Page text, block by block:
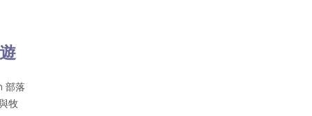
部落
牧